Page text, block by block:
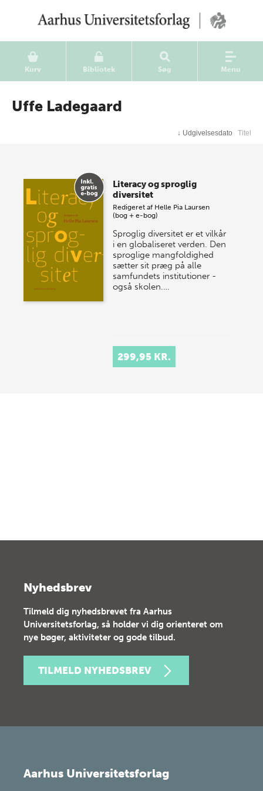
Kurv Bibliotek Søg Menu
Uffe Ladegaard
↓ Udgivelsesdato Titel
Literacy og sproglig
diversitet
Redigeret af Helle Pia Laursen
(bog + e-bog)
Sproglig diversitet er et vilkår
i en globaliseret verden. Den
sproglige mangfoldighed
sætter sit præg på alle
samfundets institutioner -
også skolen.…
299,95 KR.
Nyhedsbrev
Tilmeld dig nyhedsbrevet fra Aarhus
Universitetsforlag, så holder vi dig orienteret om
nye bøger, aktiviteter og gode tilbud.
TILMELD NYHEDSBREV
Aarhus Universitetsforlag